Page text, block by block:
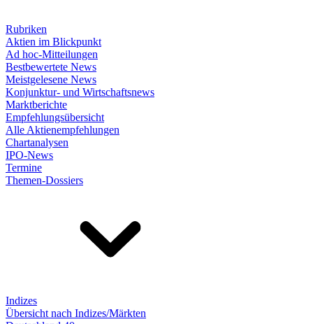
Rubriken
Aktien im Blickpunkt
Ad hoc-Mitteilungen
Bestbewertete News
Meistgelesene News
Konjunktur- und Wirtschaftsnews
Marktberichte
Empfehlungsübersicht
Alle Aktienempfehlungen
Chartanalysen
IPO-News
Termine
Themen-Dossiers
Indizes
Übersicht nach Indizes/Märkten